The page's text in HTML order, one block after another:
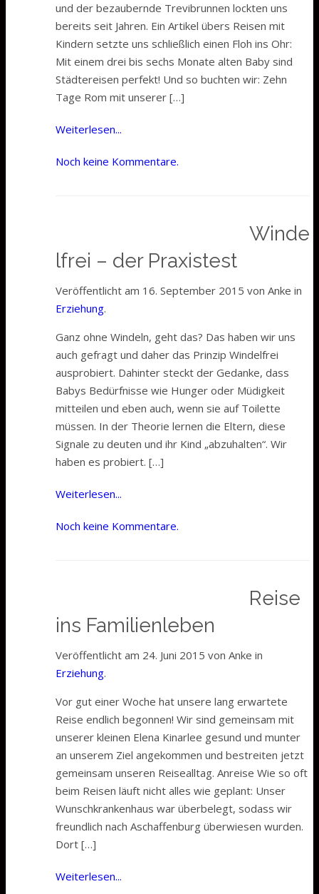
und der bezaubernde Trevibrunnen lockten uns
bereits seit Jahren. Ein Artikel übers Reisen mit
Kindern setzte uns schließlich einen Floh ins Ohr:
Mit einem drei bis sechs Monate alten Baby sind
Städtereisen perfekt! Und so buchten wir: Zehn
Tage Rom mit unserer […]
Weiterlesen...
Noch keine Kommentare.
Winde
lfrei – der Praxistest
Veröffentlicht am 16. September 2015 von Anke in
Erziehung.
Ganz ohne Windeln, geht das? Das haben wir uns
auch gefragt und daher das Prinzip Windelfrei
ausprobiert. Dahinter steckt der Gedanke, dass
Babys Bedürfnisse wie Hunger oder Müdigkeit
mitteilen und eben auch, wenn sie auf Toilette
müssen. In der Theorie lernen die Eltern, diese
Signale zu deuten und ihr Kind „abzuhalten“. Wir
haben es probiert. […]
Weiterlesen...
Noch keine Kommentare.
Reise
ins Familienleben
Veröffentlicht am 24. Juni 2015 von Anke in
Erziehung.
Vor gut einer Woche hat unsere lang erwartete
Reise endlich begonnen! Wir sind gemeinsam mit
unserer kleinen Elena Kinarlee gesund und munter
an unserem Ziel angekommen und bestreiten jetzt
gemeinsam unseren Reisealltag. Anreise Wie so oft
beim Reisen läuft nicht alles wie geplant: Unser
Wunschkrankenhaus war überbelegt, sodass wir
freundlich nach Aschaffenburg überwiesen wurden.
Dort […]
Weiterlesen...